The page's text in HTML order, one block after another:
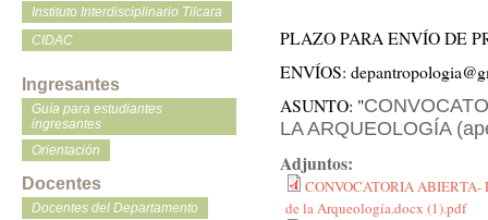
Instituto Interdisciplinario Tilcara
CIDAC
Ingresantes
Guía para estudiantes
ingresantes
Orientación
Docentes
Docentes del Departamento
PLAZO PARA ENVÍO DE
ENVÍOS:
ASUNTO: "
LA ARQUEOLOGÍA
Adjuntos:
CONVOCATORIA ABIERTA-
de la Arqueología.docx (1).pdf